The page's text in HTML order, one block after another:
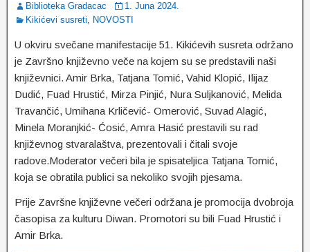
Biblioteka Gradacac
1. Juna 2024.
Kikićevi susreti, NOVOSTI
U okviru svečane manifestacije 51. Kikićevih susreta održano
je Završno književno veče na kojem su se predstavili naši
književnici. Amir Brka, Tatjana Tomić, Vahid Klopić, Ilijaz
Dudić, Fuad Hrustić, Mirza Pinjić, Nura Suljkanović, Melida
Travančić, Umihana Krličević- Omerović, Suvad Alagić,
Minela Moranjkić- Ćosić, Amra Hasić prestavili su rad
književnog stvaralaštva, prezentovali i čitali svoje
radove.Moderator večeri bila je spisateljica Tatjana Tomić,
koja se obratila publici sa nekoliko svojih pjesama.
Prije Završne književne večeri održana je promocija dvobroja
časopisa za kulturu Diwan. Promotori su bili Fuad Hrustić i
Amir Brka.